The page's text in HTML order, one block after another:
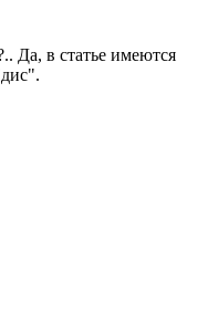
Да, в статье имеются